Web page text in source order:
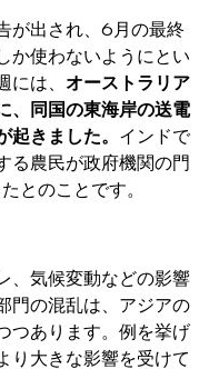
が出され、6月の最終
か使わないようにとい
は、 オーストラリア
、同国の東海岸の送電
きました。 インドで
る農民が政府機関の門
とのことです。
、気候変動などの影響
門の混乱は、アジアの
つあります。例を挙げ
り大きな影響を受けて